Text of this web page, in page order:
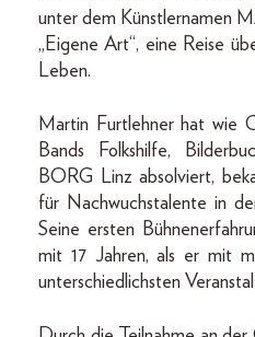
unter dem Künstlernamen
„Eigene Art“, eine Reise
Leben.
Martin Furtlehner hat wie
Bands Folkshilfe,
BORG Linz absolviert,
für Nachwuchstalente in
Seine ersten
mit 17 Jahren, als er mit
unterschiedlichsten